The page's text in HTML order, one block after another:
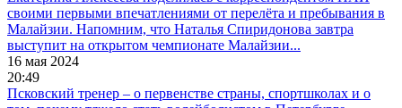
своими первыми впечатлениями от перелёта и пребывания в
Малайзии. Напомним, что Наталья Спиридонова завтра
выступит на открытом чемпионате Малайзии...
16 мая 2024
20:49
Псковский тренер – о первенстве страны, спортшколах и о